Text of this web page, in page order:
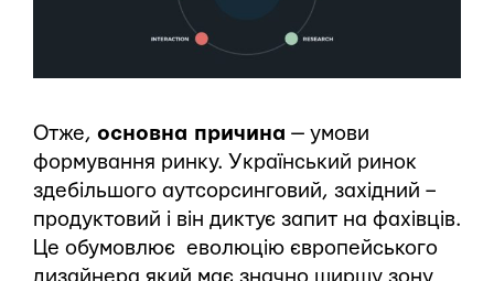
Отже, основна причина — умови
формування ринку. Український ринок
здебільшого аутсорсинговий, західний –
продуктовий і він диктує запит на фахівців.
Це обумовлює еволюцію європейського